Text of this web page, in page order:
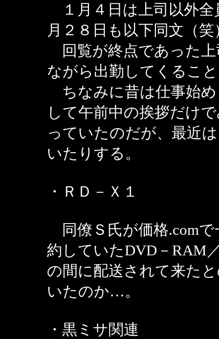
１月４日は上司以外全
月２８日も以下同文（笑
回覧が終点であった上
ながら出勤してくるこ
ちなみに昔は仕事始め
して午前中の挨拶だけ
っていたのだが、最近
いたりする。
・ＲＤ－Ｘ１
同僚Ｓ氏が価格.com
約していたDVD－RAM
の間に配送されて来た
いたのか…。
・黒ミサ関連